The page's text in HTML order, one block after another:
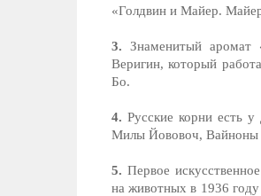
«Голдвин и Майер.
3. Знаменитый
Веригин, который
Бо.
4. Русские корни есть
Милы Йововоч, Вайноны
5. Первое
на животных в 1936